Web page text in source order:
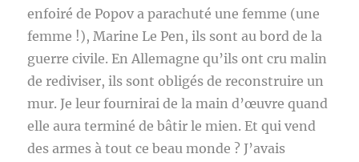
enfoiré de Popov a parachuté une femme (une
femme !), Marine Le Pen, ils sont au bord de la
guerre civile. En Allemagne qu’ils ont cru malin
de rediviser, ils sont obligés de reconstruire un
mur. Je leur fournirai de la main d’œuvre quand
elle aura terminé de bâtir le mien. Et qui vend
des armes à tout ce beau monde ? J’avais